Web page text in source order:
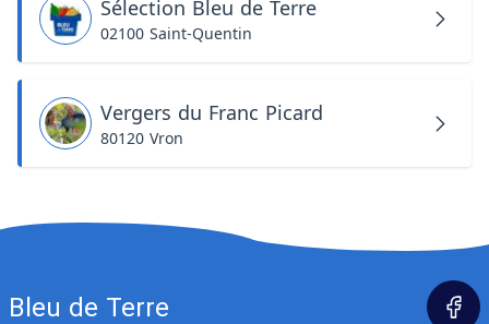
Sélection Bleu de Terre
02100 Saint-Quentin
Vergers du Franc Picard
80120 Vron
Bleu de Terre